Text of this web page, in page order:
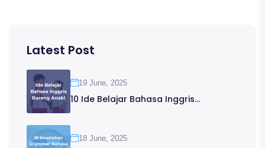
Latest Post
19 June, 2025
10 Ide Belajar Bahasa Inggris...
18 June, 2025